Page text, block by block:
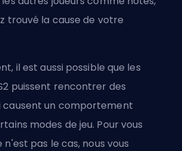
trouvé la cause de votre
il est aussi possible que les
puissent rencontrer des
causent un comportement
modes de jeu. Pour vous
n'est pas le cas, nous vous